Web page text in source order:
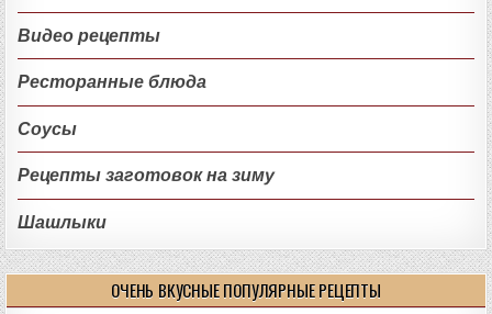
Видео рецепты
Ресторанные блюда
Соусы
Рецепты заготовок на зиму
Шашлыки
ОЧЕНЬ ВКУСНЫЕ ПОПУЛЯРНЫЕ РЕЦЕПТЫ